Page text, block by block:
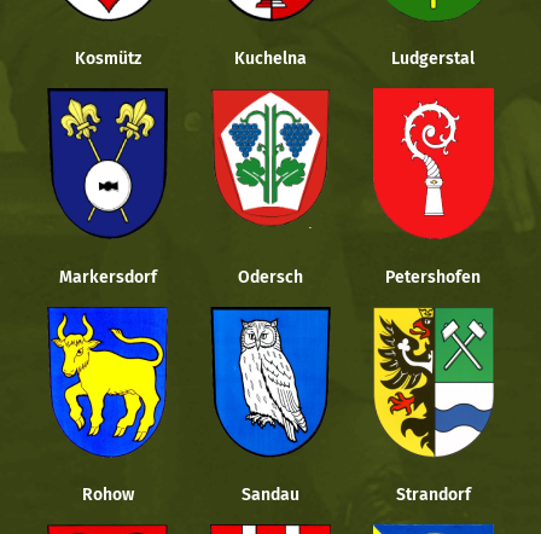
Kosmütz Kuchelna Ludgerstal
Markersdorf Odersch Petershofen
Rohow Sandau Strandorf